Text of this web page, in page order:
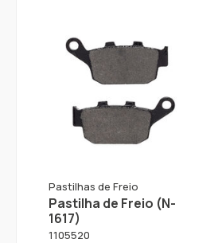
Pastilhas de Freio
Pastilha de Freio (N-
1617)
1105520